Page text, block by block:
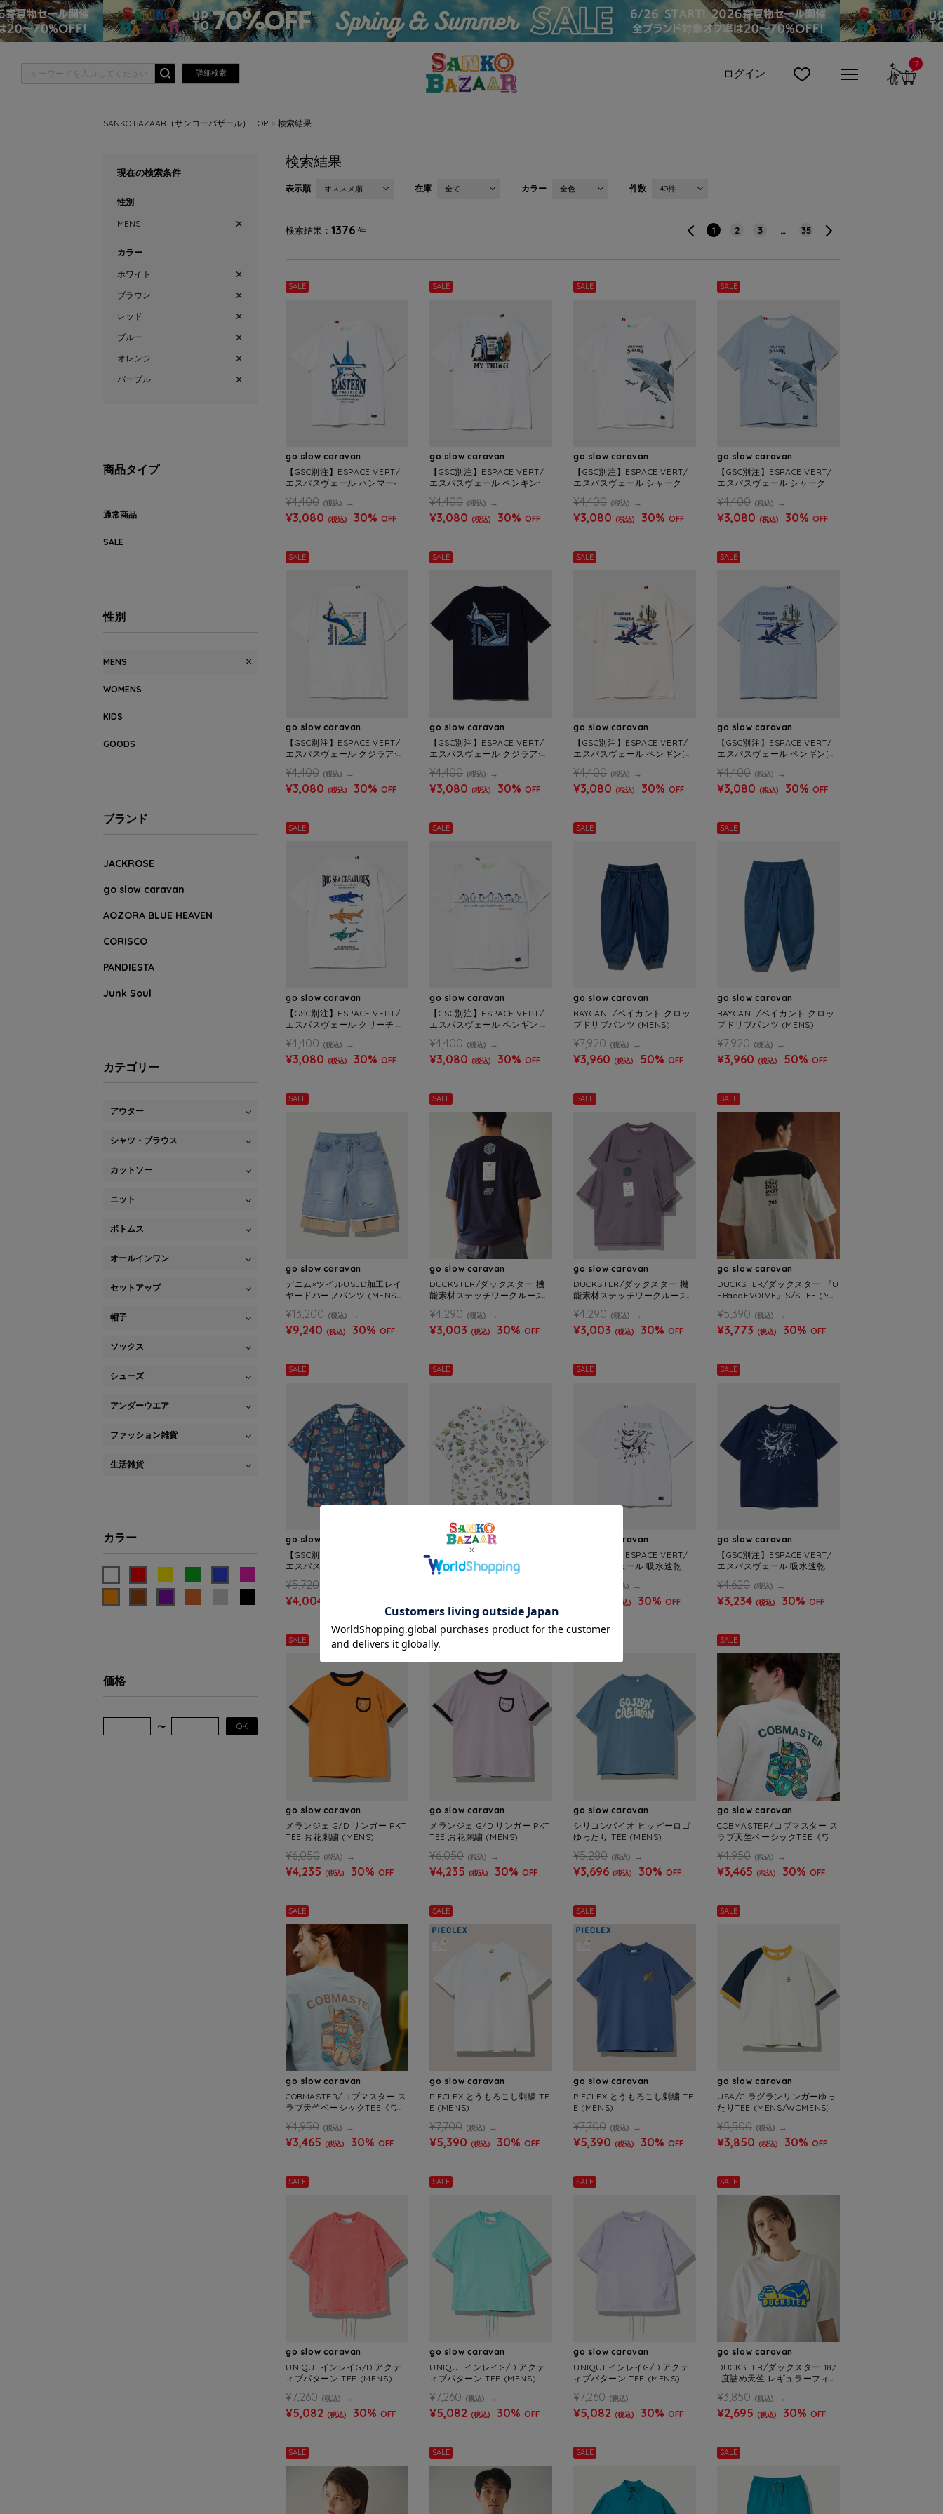
詳細検索 ログイン
17カー
SANKO BAZAAR（サンコーバザール） TOP 検索結果
検索結果
表示順 オススメ順 在庫 全て カラー 全色 件数 40件
検索結果 1376件 1 2 3 … 35
SALE
go slow caravan
【GSC別注】ESPACE VERT/
エスパスヴェール ハンマーヘ
S)
¥4,400 (税込)
¥3,080 (税込) 30% OFF
SALE
go slow caravan
【GSC別注】ESPACE VERT/
エスパスヴェール ペンギンサ
¥4,400 (税込)
¥3,080 (税込) 30% OFF
SALE
go slow caravan
【GSC別注】ESPACE VERT/
エスパスヴェール シャーク S/
¥4,400 (税込)
¥3,080 (税込) 30% OFF
SALE
go slow caravan
【GSC別注】ESPACE VERT/
エスパスヴェール シャーク S/
¥4,400 (税込)
¥3,080 (税込) 30% OFF
SALE
go slow caravan
【GSC別注】ESPACE VERT/
エスパスヴェール クジラアー
¥4,400 (税込)
¥3,080 (税込) 30% OFF
SALE
go slow caravan
【GSC別注】ESPACE VERT/
エスパスヴェール クジラアー
¥4,400 (税込)
¥3,080 (税込) 30% OFF
SALE
go slow caravan
【GSC別注】ESPACE VERT/
エスパスヴェール ペンギンア
¥4,400 (税込)
¥3,080 (税込) 30% OFF
SALE
go slow caravan
【GSC別注】ESPACE VERT/
エスパスヴェール ペンギンア
¥4,400 (税込)
¥3,080 (税込) 30% OFF
SALE
go slow caravan
【GSC別注】ESPACE VERT/
エスパスヴェール クリーチャ
¥4,400 (税込)
¥3,080 (税込) 30% OFF
SALE
go slow caravan
【GSC別注】ESPACE VERT/
エスパスヴェール ペンギン S/
¥4,400 (税込)
¥3,080 (税込) 30% OFF
SALE
go slow caravan
BAYCANT/ベイカント クロッ
プドリブパンツ (MENS)
¥7,920 (税込)
¥3,960 (税込) 50% OFF
SALE
go slow caravan
BAYCANT/ベイカント クロッ
プドリブパンツ (MENS)
¥7,920 (税込)
¥3,960 (税込) 50% OFF
SALE
go slow caravan
デニム×ツイルUSED加工レイ
ヤードハーフパンツ (MENS)
¥13,200 (税込)
¥9,240 (税込) 30% OFF
SALE
go slow caravan
DUCKSTER/ダックスター 機
能素材ステッチワークルーズ
¥4,290 (税込)
¥3,003 (税込) 30% OFF
SALE
go slow caravan
DUCKSTER/ダックスター 機
能素材ステッチワークルーズ
¥4,290 (税込)
¥3,003 (税込) 30% OFF
SALE
go slow caravan
DUCKSTER/ダックスター 『U
EBaaaEVOLVE』S/STEE (ME
¥5,390 (税込)
¥3,773 (税込) 30% OFF
SALE
go slow caravan
【GSC別注】ESPACE VERT/
エスパスヴェール 吸水速乾 海
¥5,720
¥4,004
SALE
go slow caravan
【GSC別注】ESPACE VERT/
エスパスヴェール 吸水速乾 マ
ダガスカル 総柄TEE (MENS)
SALE
go slow caravan
【GSC別注】ESPACE VERT/
エスパスヴェール 吸水速乾 ク
(税込)
(税込) 30% OFF
SALE
go slow caravan
【GSC別注】ESPACE VERT/
エスパスヴェール 吸水速乾 ク
¥4,620 (税込)
¥3,234 (税込) 30% OFF
SALE
go slow caravan
メランジェ G/D リンガー PKT
TEE お花刺繍 (MENS)
¥6,050 (税込)
¥4,235 (税込) 30% OFF
SALE
go slow caravan
メランジェ G/D リンガー PKT
TEE お花刺繍 (MENS)
¥6,050 (税込)
¥4,235 (税込) 30% OFF
go slow caravan
シリコンバイオ ヒッピーロゴ
ゆったり TEE (MENS)
¥5,280 (税込)
¥3,696 (税込) 30% OFF
SALE
go slow caravan
COBMASTER/コブマスター ス
ラブ天竺ベーシックTEE《ワー
¥4,950 (税込)
¥3,465 (税込) 30% OFF
SALE
go slow caravan
COBMASTER/コブマスター ス
ラブ天竺ベーシックTEE《ワー
¥4,950 (税込)
¥3,465 (税込) 30% OFF
SALE
go slow caravan
PIECLEX とうもろこし刺繍 TE
E (MENS)
¥7,700 (税込)
¥5,390 (税込) 30% OFF
SALE
go slow caravan
PIECLEX とうもろこし刺繍 TE
E (MENS)
¥7,700 (税込)
¥5,390 (税込) 30% OFF
SALE
go slow caravan
USA/C ラグランリンガーゆっ
たりTEE (MENS/WOMENS)
¥5,500 (税込)
¥3,850 (税込) 30% OFF
SALE
go slow caravan
UNIQUEインレイG/D アクテ
ィブパターン TEE (MENS)
¥7,260 (税込)
¥5,082 (税込) 30% OFF
SALE
go slow caravan
UNIQUEインレイG/D アクテ
ィブパターン TEE (MENS)
¥7,260 (税込)
¥5,082 (税込) 30% OFF
SALE
go slow caravan
UNIQUEインレイG/D アクテ
ィブパターン TEE (MENS)
¥7,260 (税込)
¥5,082 (税込) 30% OFF
SALE
go slow caravan
DUCKSTER/ダックスター 18/
-度詰め天竺 レギュラーフィッ
¥3,850 (税込)
¥2,695 (税込) 30% OFF
SALE SALE SALE SALE
現在の検索条件
性別
MENS
カラー
ホワイト
ブラウン
レッド
ブルー
オレンジ
パープル
商品タイプ
通常商品
SALE
性別
MENS
WOMENS
KIDS
GOODS
ブランド
JACKROSE
go slow caravan
AOZORA BLUE HEAVEN
CORISCO
PANDIESTA
Junk Soul
カテゴリー
アウター
シャツ・ブラウス
カットソー
ニット
ボトムス
オールインワン
セットアップ
帽子
ソックス
シューズ
アンダーウエア
ファッション雑貨
生活雑貨
カラー
価格
OK